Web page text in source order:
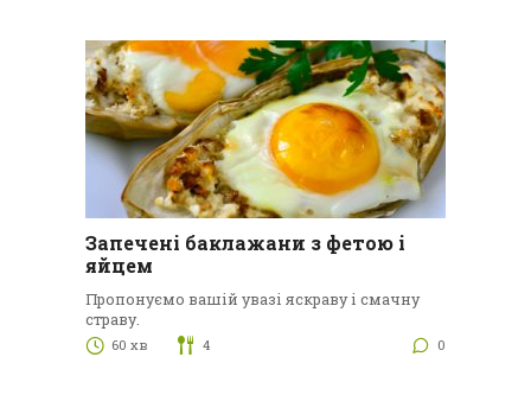
Запечені баклажани з фетою і
яйцем
Пропонуємо вашій увазі яскраву і смачну
страву.
60 хв 4 0